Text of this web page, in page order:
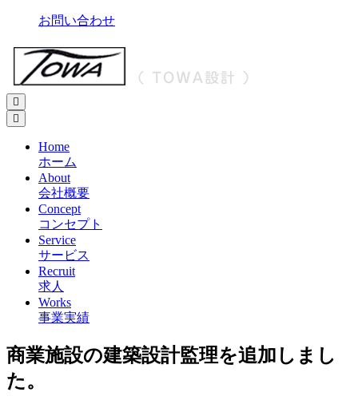
content
お問い合わせ
Primary
Menu
Home
ホーム
About
会社概要
Concept
コンセプト
Service
サービス
Recruit
求人
Works
事業実績
商業施設の建築設計監理を追加しまし
た。